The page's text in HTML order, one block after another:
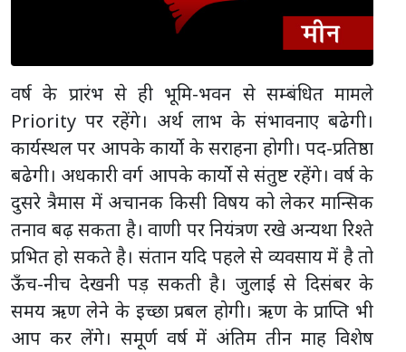
वर्ष के प्रारंभ से ही भूमि-भवन से सम्बंधित मामले
Priority पर रहेंगे। अर्थ लाभ के संभावनाए बढेगी।
कार्यस्थल पर आपके कार्यो के सराहना होगी। पद-प्रतिष्ठा
बढेगी। अधकारी वर्ग आपके कार्यो से संतुष्ट रहेंगे। वर्ष के
दुसरे त्रैमास में अचानक किसी विषय को लेकर मान्सिक
तनाव बढ़ सकता है। वाणी पर नियंत्रण रखे अन्यथा रिश्ते
प्रभित हो सकते है। संतान यदि पहले से व्यवसाय में है तो
ऊँच-नीच देखनी पड़ सकती है। जुलाई से दिसंबर के
समय ऋण लेने के इच्छा प्रबल होगी। ऋण के प्राप्ति भी
आप कर लेंगे। समूर्ण वर्ष में अंतिम तीन माह विशेष